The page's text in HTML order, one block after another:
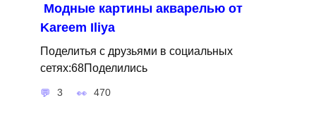
Модные картины акварелью от
Kareem Iliya
Поделитья с друзьями в социальных
сетях:68Поделились
3 470